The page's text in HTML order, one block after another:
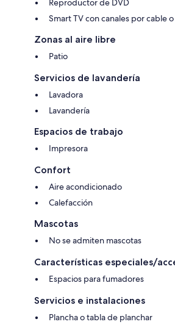
Reproductor de DVD
Smart TV con canales por cable
Zonas al aire libre
Patio
Servicios de lavandería
Lavadora
Lavandería
Espacios de trabajo
Impresora
Confort
Aire acondicionado
Calefacción
Mascotas
No se admiten mascotas
Características especiales/
Espacios para fumadores
Servicios e instalaciones
Plancha o tabla de planchar